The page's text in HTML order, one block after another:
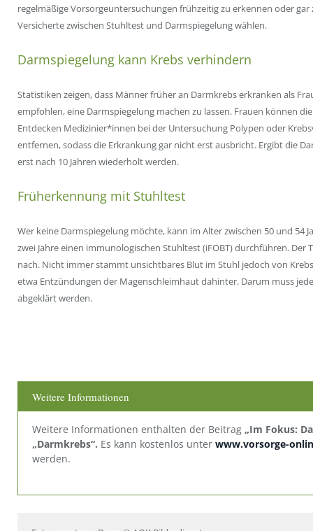
regelmäßige Vorsorgeuntersuchungen frühzeitig zu erkennen oder
Versicherte zwischen Stuhltest und Darmspiegelung wählen.
Darmspiegelung kann Krebs verhindern
Statistiken zeigen, dass Männer früher an Darmkrebs erkranken als
empfohlen, eine Darmspiegelung machen zu lassen. Frauen können
Entdecken Medizinier*innen bei der Untersuchung Polypen oder
entfernen, sodass die Erkrankung gar nicht erst ausbricht. Ergibt die
erst nach 10 Jahren wiederholt werden.
Früherkennung mit Stuhltest
Wer keine Darmspiegelung möchte, kann im Alter zwischen 50 und 54
zwei Jahre einen immunologischen Stuhltest (iFOBT) durchführen. Der
nach. Nicht immer stammt unsichtbares Blut im Stuhl jedoch von
etwa Entzündungen der Magenschleimhaut dahinter. Darum muss
abgeklärt werden.
Weitere Informationen
Weitere Informationen enthalten der Beitrag „Im Fokus:
„Darmkrebs“. Es kann kostenlos unter www.vorsorge-
werden.